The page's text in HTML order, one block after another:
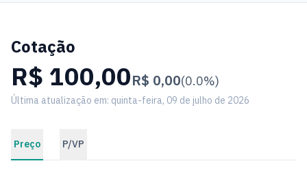
Cotação
R$ 100,00R$ 0,00(0.0%)
Última atualização em: quinta-feira, 09 de julho de 2026
Preço P/VP